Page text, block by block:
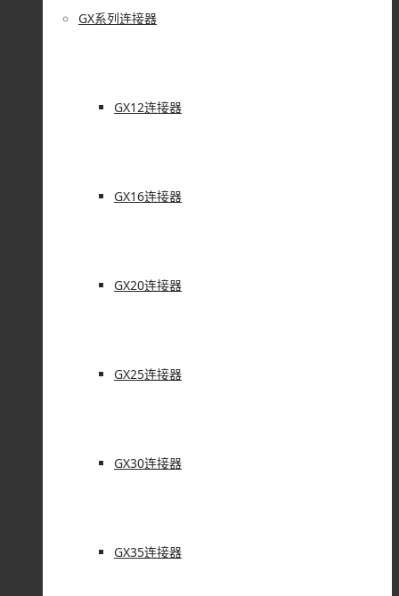
GX系列连接器
GX12连接器
GX16连接器
GX20连接器
GX25连接器
GX30连接器
GX35连接器